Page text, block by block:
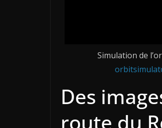
Simulation de
Des
route du